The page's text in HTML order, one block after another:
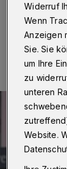
25.02.2021
Widerruf
Wenn
Anzeigen
Sie. Sie
um Ihre
zu
unteren
Website.